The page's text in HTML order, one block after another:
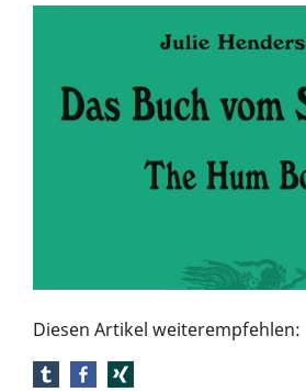
Diesen Artikel weiterempfehlen: